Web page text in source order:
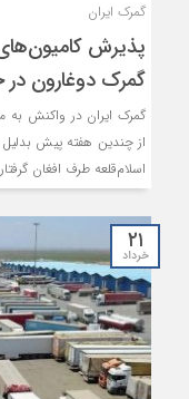
گمرک ایران
پذیرش
گمرک دوغارون
گمرک ایران در واکنش به
از چندین هفته پیش
اسلام‌قلعه طرف افغان
۲۱
خرداد